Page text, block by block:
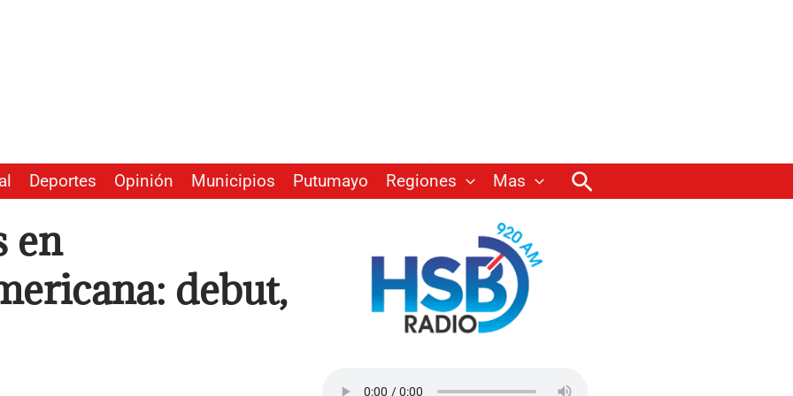
Deportes Opinión Municipios Putumayo Regiones Mas Buscar
en
debut,